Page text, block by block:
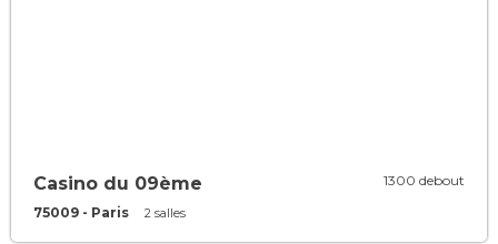
Casino du 09ème
75009 - Paris 2 salles
1300 debout